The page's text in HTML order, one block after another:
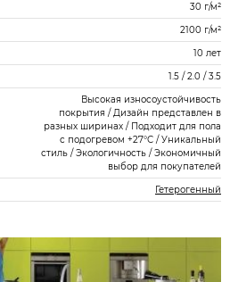
30 г/м²
2100 г/м²
10 лет
1.5 / 2.0 / 3.5
Высокая износоустойчивость
покрытия / Дизайн представлен в
разных ширинах / Подходит для пола
с подогревом +27°С / Уникальный
стиль / Экологичность / Экономичный
выбор для покупателей
Гетерогенный